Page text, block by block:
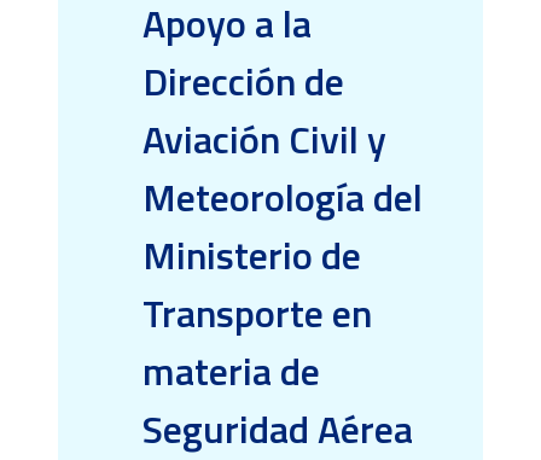
Apoyo a la
Dirección de
Aviación Civil y
Meteorología del
Ministerio de
Transporte en
materia de
Seguridad Aérea